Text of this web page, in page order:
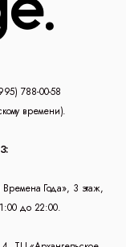
788-00-58
времени).
Времена Года», 3 этаж,
до 22:00.